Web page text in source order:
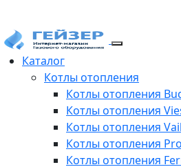
Каталог
Котлы отопления
Котлы отопления
Котлы отопления
Котлы отопления
Котлы отопления
Котлы отопления